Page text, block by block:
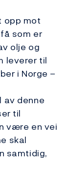
opp mot
som er
olje og
leverer til
i Norge –
av denne
til
være en vei
skal
samtidig,